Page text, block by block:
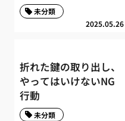
2025.05.26
未分類
折れた鍵の取り出し、
やってはいけないNG
行動
未分類